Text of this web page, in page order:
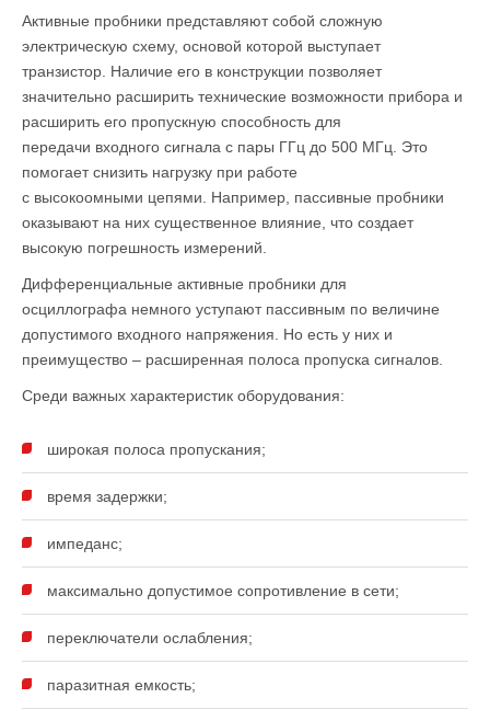
Активные пробники представляют собой сложную
электрическую схему, основой которой выступает
транзистор. Наличие его в конструкции позволяет
значительно расширить технические возможности прибора и
расширить его пропускную способность для
передачи входного сигнала с пары ГГц до 500 МГц. Это
помогает снизить нагрузку при работе
с высокоомными цепями. Например, пассивные пробники
оказывают на них существенное влияние, что создает
высокую погрешность измерений.
Дифференциальные активные пробники для
осциллографа немного уступают пассивным по величине
допустимого входного напряжения. Но есть у них и
преимущество – расширенная полоса пропуска сигналов.
Среди важных характеристик оборудования:
широкая полоса пропускания;
время задержки;
импеданс;
максимально допустимое сопротивление в сети;
переключатели ослабления;
паразитная емкость;